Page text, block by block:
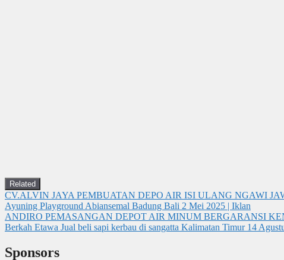
Related
CV.ALVIN JAYA PEMBUATAN DEPO AIR ISI ULANG NGAWI
Ayuning Playground Abiansemal Badung Bali 2 Mei 2025 | Iklan
ANDIRO PEMASANGAN DEPOT AIR MINUM BERGARANSI
Berkah Etawa Jual beli sapi kerbau di sangatta Kalimatan Timur 14
Sponsors